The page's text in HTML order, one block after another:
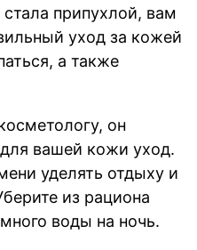
припухлой, вам
уход за кожей
а также
он
вашей кожи уход.
уделять отдыху и
из рациона
воды на ночь.